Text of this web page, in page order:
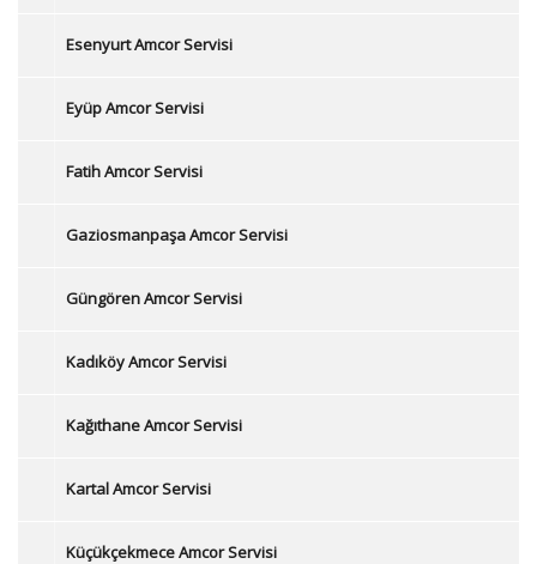
Esenyurt Amcor Servisi
Eyüp Amcor Servisi
Fatih Amcor Servisi
Gaziosmanpaşa Amcor Servisi
Güngören Amcor Servisi
Kadıköy Amcor Servisi
Kağıthane Amcor Servisi
Kartal Amcor Servisi
Küçükçekmece Amcor Servisi